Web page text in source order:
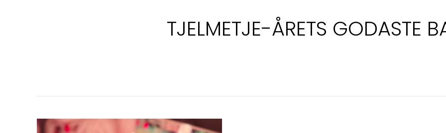
TJELMETJE-ÅRETS GODASTE
TJELMETJE-
EN